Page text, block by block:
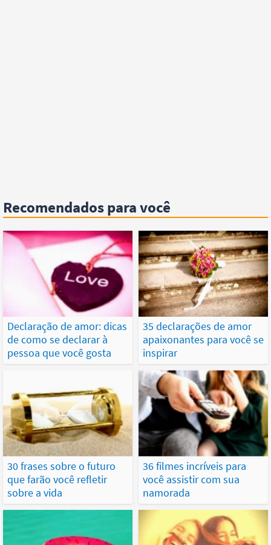
Recomendados para você
Declaração de amor: dicas
de como se declarar à
pessoa que você gosta
35 declarações de amor
apaixonantes para você se
inspirar
30 frases sobre o futuro
que farão você refletir
sobre a vida
36 filmes incríveis para
você assistir com sua
namorada